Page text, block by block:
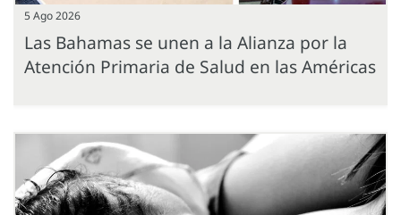
5 Ago 2026
Las Bahamas se unen a la Alianza por la
Atención Primaria de Salud en las Américas